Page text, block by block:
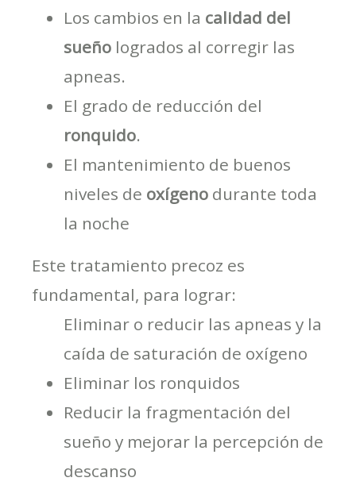
Los cambios en la calidad del
sueño logrados al corregir las
apneas.
El grado de reducción del
ronquido.
El mantenimiento de buenos
niveles de oxígeno durante toda
la noche
Este tratamiento precoz es
fundamental, para lograr:
Eliminar o reducir las apneas y la
caída de saturación de oxígeno
Eliminar los ronquidos
Reducir la fragmentación del
sueño y mejorar la percepción de
descanso